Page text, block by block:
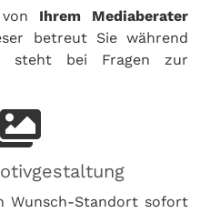
Ihrem Mediaberater
betreut Sie während
steht bei Fragen zur
Wunsch-Standort sofort